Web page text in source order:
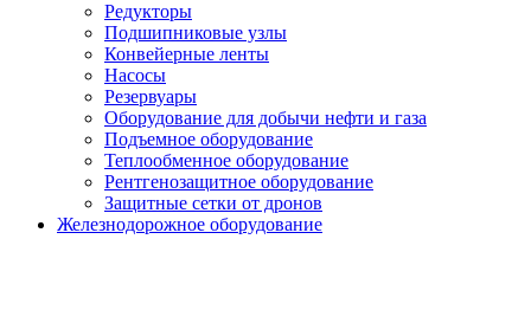
Редукторы
Подшипниковые узлы
Конвейерные ленты
Насосы
Резервуары
Оборудование для добычи нефти и газа
Подъемное оборудование
Теплообменное оборудование
Рентгенозащитное оборудование
Защитные сетки от дронов
Железнодорожное оборудование